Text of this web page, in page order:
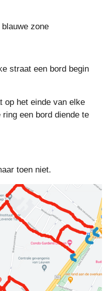
zone
straat een bord begin
op het einde van elke
een bord diende te
toen niet.